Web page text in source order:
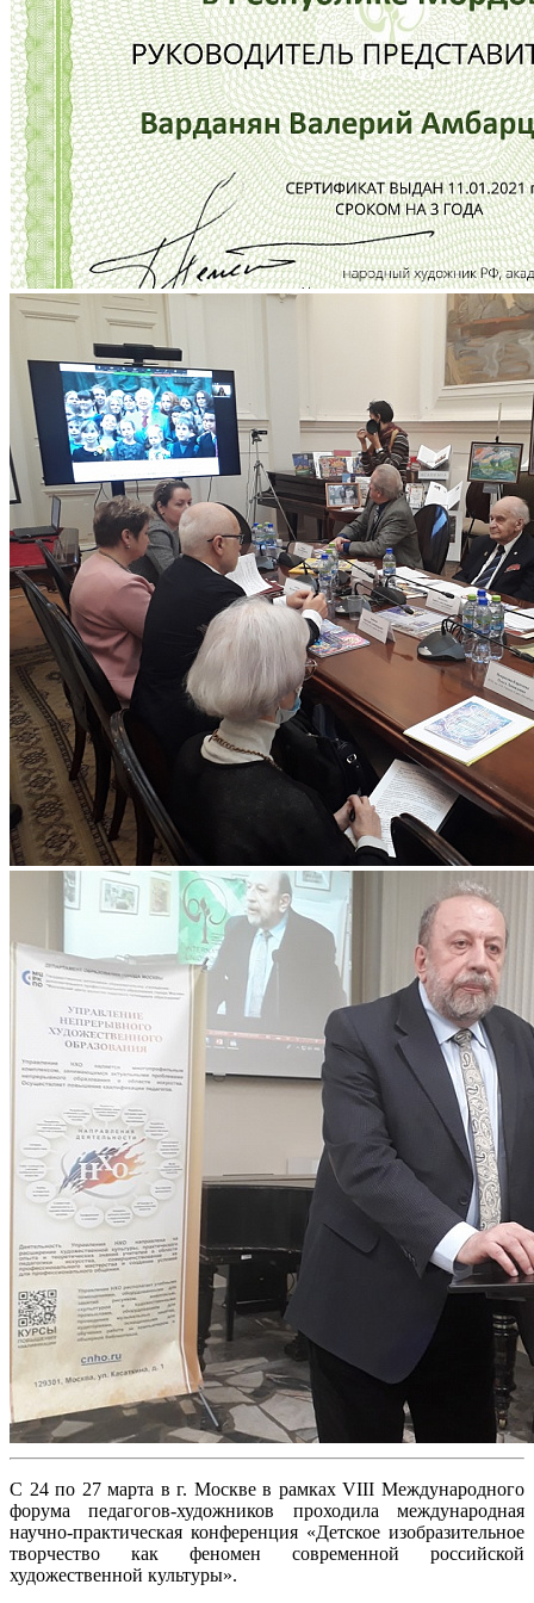
С 24 по 27 марта в г. Москве в рамках VIII Международного
форума педагогов-художников проходила международная
научно-практическая конференция «Детское изобразительное
творчество как феномен современной российской
художественной культуры».